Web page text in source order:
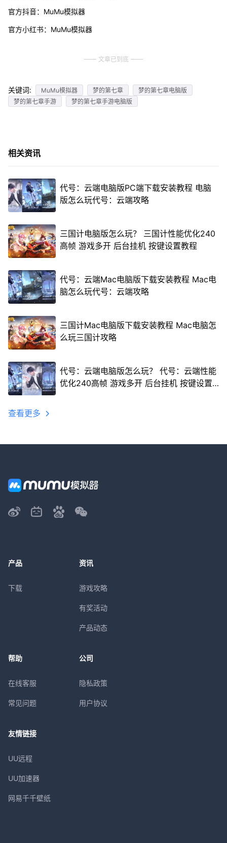
官方抖音：MuMu模拟器
官方小红书：MuMu模拟器
文章已到底
关键词: MuMu模拟器 梦的第七章
梦的第七章电脑版
梦的第七章手游
梦的第七章手游电脑版
相关资讯
代号：云端电脑版PC端下载安装教程 电脑
版怎么玩代号：云端攻略
三国计电脑版怎么玩？ 三国计性能优化240
高帧 游戏多开 后台挂机 按键设置教程
代号：云端Mac电脑版下载安装教程 Mac电
脑怎么玩代号：云端攻略
三国计Mac电脑版下载安装教程 Mac电脑怎
么玩三国计攻略
代号：云端电脑版怎么玩？ 代号：云端性能
优化240高帧 游戏多开 后台挂机 按键设置
查看更多
产品
下载
资讯
游戏攻略
有奖活动
产品动态
帮助
在线客服
常见问题
公司
隐私政策
用户协议
友情链接
UU远程
UU加速器
网易千千壁纸